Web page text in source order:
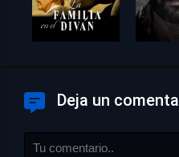
Deja un